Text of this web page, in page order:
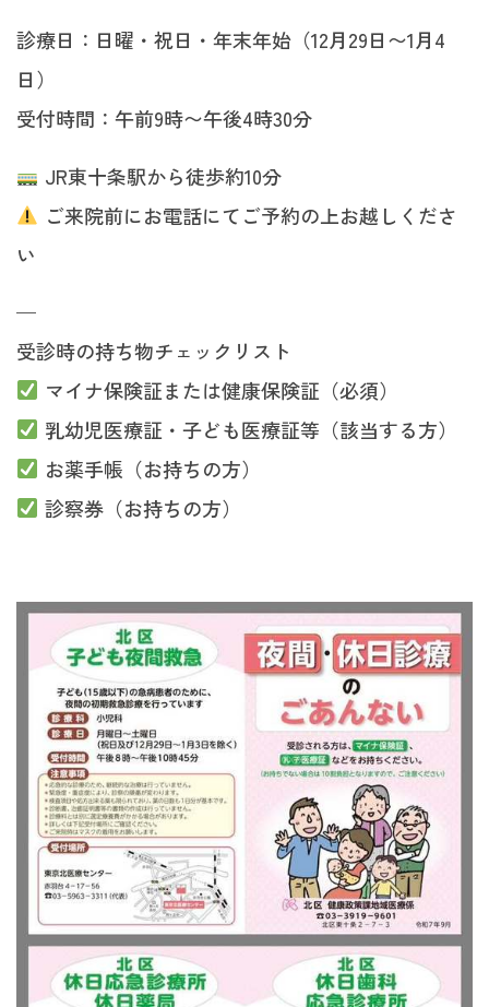
診療日：日曜・祝日・年末年始（12月29日〜1月4
日）
受付時間：午前9時〜午後4時30分
JR東十条駅から徒歩約10分
ご来院前にお電話にてご予約の上お越しくださ
い
—
受診時の持ち物チェックリスト
マイナ保険証または健康保険証（必須）
乳幼児医療証・子ども医療証等（該当する方）
お薬手帳（お持ちの方）
診察券（お持ちの方）